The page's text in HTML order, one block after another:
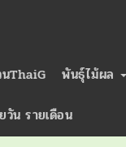
ThaiG
พันธุ์ไม้ผล
น รายเดือน